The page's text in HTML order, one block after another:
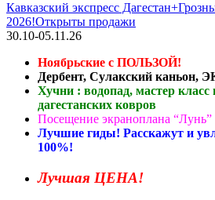
Кавказский экспресс
2026!Открыты продажи
30.10-05.11.26
Ноябрьские с ПОЛЬЗОЙ!
Дербент, Сулакский
Хучни : водопад, мастер класс
дагестанских ковров
Посещение экраноплана “Лунь”
Лучшие гиды! Расскажут и
100%!
Лучшая ЦЕНА!